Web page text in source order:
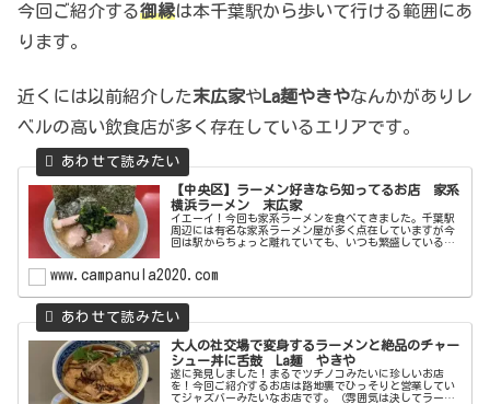
今回ご紹介する御縁は本千葉駅から歩いて行ける範囲にあ
ります。
近くには以前紹介した末広家や La麺やきやなんかがありレ
ベルの高い飲食店が多く存在しているエリアです。
【中央区】ラーメン好きなら知ってるお店 家系
横浜ラーメン 末広家
イエーイ！今回も家系ラーメンを食べてきました。千葉駅
周辺には有名な家系ラーメン屋が多く点在していますが今
回は駅からちょっと離れていても、いつも繁盛している名
www.campanula2020.com
大人の社交場で変身するラーメンと絶品のチャー
シュー丼に舌鼓 La麺 やきや
遂に発見しました！まるでツチノコみたいに珍しいお店
を！今回ご紹介するお店は路地裏でひっそりと営業してい
てジャズバーみたいなお店です。（雰囲気は決してラーメ